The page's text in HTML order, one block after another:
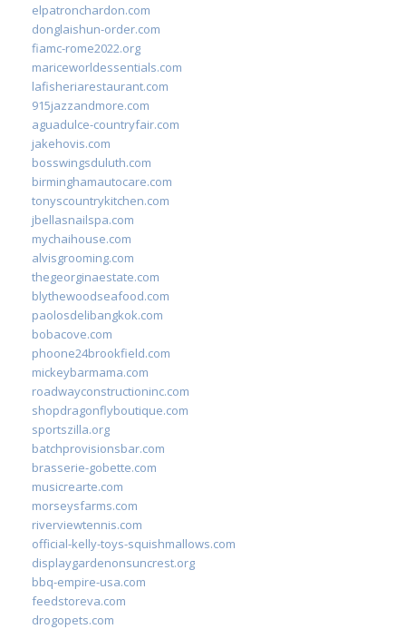
elpatronchardon.com
donglaishun-order.com
fiamc-rome2022.org
mariceworldessentials.com
lafisheriarestaurant.com
915jazzandmore.com
aguadulce-countryfair.com
jakehovis.com
bosswingsduluth.com
birminghamautocare.com
tonyscountrykitchen.com
jbellasnailspa.com
mychaihouse.com
alvisgrooming.com
thegeorginaestate.com
blythewoodseafood.com
paolosdelibangkok.com
bobacove.com
phoone24brookfield.com
mickeybarmama.com
roadwayconstructioninc.com
shopdragonflyboutique.com
sportszilla.org
batchprovisionsbar.com
brasserie-gobette.com
musicrearte.com
morseysfarms.com
riverviewtennis.com
official-kelly-toys-squishmallows.com
displaygardenonsuncrest.org
bbq-empire-usa.com
feedstoreva.com
drogopets.com